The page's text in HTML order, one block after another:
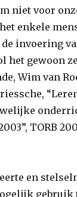
niet voor
enkele
invoering
het gewoon
Wim van
TORB
en
gebruik